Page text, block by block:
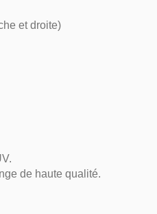
et droite)
de haute qualité.